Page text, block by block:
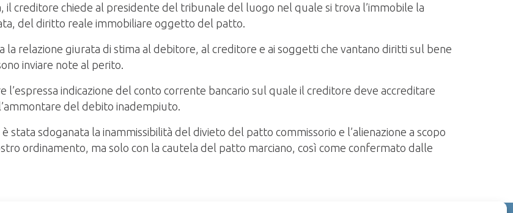
il creditore chiede al presidente del tribunale del luogo nel quale si trova l’immobile la
del diritto reale immobiliare oggetto del patto.
la relazione giurata di stima al debitore, al creditore e ai soggetti che vantano diritti sul bene
inviare note al perito.
indicazione del conto corrente bancario sul quale il creditore deve accreditare
del debito inadempiuto.
stata sdoganata la inammissibilità del divieto del patto commissorio e l’alienazione a scopo
ordinamento, ma solo con la cautela del patto marciano, così come confermato dalle